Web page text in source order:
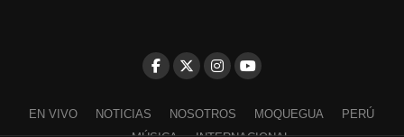
EN VIVO NOTICIAS NOSOTROS MOQUEGUA
PERÚ